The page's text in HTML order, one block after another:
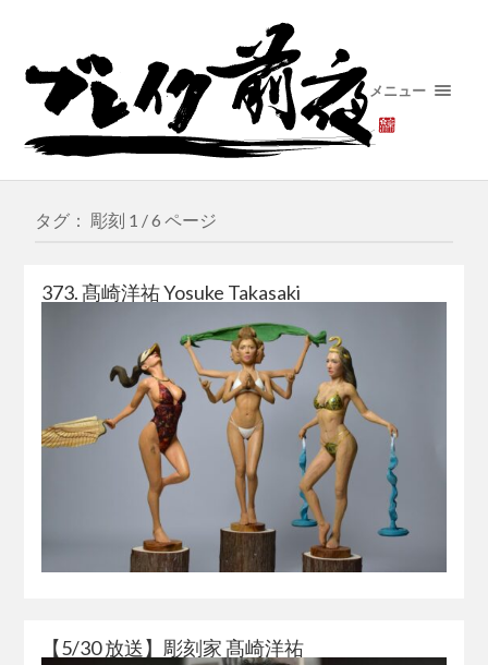
メニュー
タグ： 彫刻 1 / 6 ページ
373. 髙崎洋祐 Yosuke Takasaki
【5/30 放送】彫刻家 髙崎洋祐